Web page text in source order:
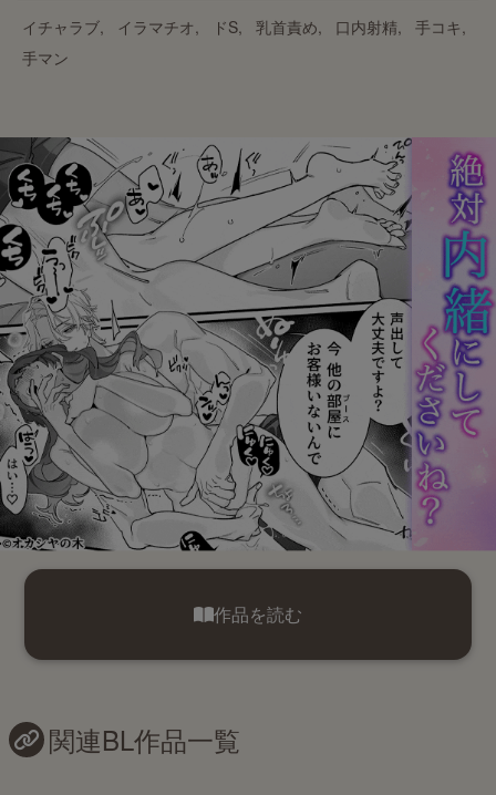
イチャラブ イラマチオ ドS 乳首責め 口内射精
手コキ
手マン
作品を読む
関連BL作品一覧